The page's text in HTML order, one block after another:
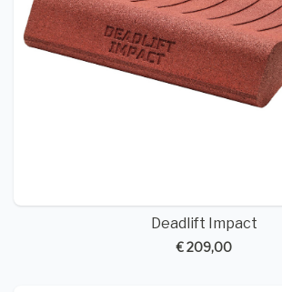
Deadlift Impact
€ 209,00